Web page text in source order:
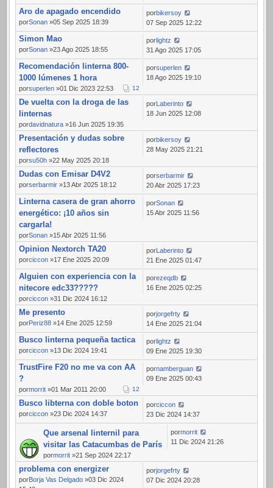
Aro de apagado encendido
porSonan »05 Sep 2025 18:39
porbikersoy
07 Sep 2025 12:22
Simon Mao
porSonan »23 Ago 2025 18:55
porlightz
31 Ago 2025 17:05
Recomendación linterna 800-
1000 lúmenes 1 hora
porsuperlen »01 Dic 2023 22:53 12
porsuperlen
18 Ago 2025 19:10
De vuelta con la droga de las
linternas
pordavidnatura »16 Jun 2025 19:35
por Laberinto
18 Jun 2025 12:08
Presentación y dudas sobre
reflectores
porsu50h »22 May 2025 20:18
porbikersoy
28 May 2025 21:21
Dudas con Emisar D4V2
porserbarmir »13 Abr 2025 18:12
porserbarmir
20 Abr 2025 17:23
Linterna casera de gran ahorro
energético: ¡10 años sin
cargarla!
porSonan »15 Abr 2025 11:56
porSonan
15 Abr 2025 11:56
Opinion Nextorch TA20
porciccon »17 Ene 2025 20:09
por Laberinto
21 Ene 2025 01:47
Alguien con experiencia con la
nitecore edc33?????
porciccon »31 Dic 2024 16:12
porezeqdb
16 Ene 2025 02:25
Me presento
porPeriz88 »14 Ene 2025 12:59
porjorgefrty
14 Ene 2025 21:04
Busco linterna pequeña tactica
porciccon »13 Dic 2024 19:41
porlightz
09 Ene 2025 19:30
TrustFire F20 no me va con AA
?
pormorrit »01 Mar 2011 20:00 12
pornamberguan
09 Ene 2025 00:43
Busco libterna con doble boton
porciccon »23 Dic 2024 14:37
porciccon
23 Dic 2024 14:37
Que arsenal linternil para
visitar las Catacumbas de París
pormorrit »21 Sep 2024 22:17
pormorrit
11 Dic 2024 21:26
problema con energizer
porBorja Vas Delgado »03 Dic 2024
porjorgefrty
07 Dic 2024 20:28